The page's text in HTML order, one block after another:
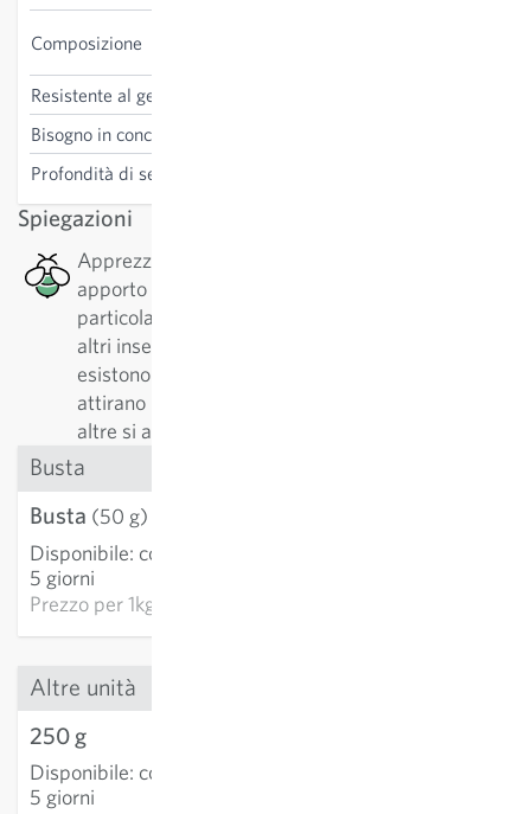
Composizione
Resistente al gelo
Bisogno in concime
Profondità di semina
Spiegazioni
Apprezzato dalle api: Questa pianta ha un buon
apporto di nettare o e polline, il che è
particolarmente positivo per api, api selvatiche o
altri insetti impollinatori. Solo di api selvatiche
esistono oltre 500 specie diverse. Alcune piante
attirano prevalentemente gli specialisti, mente ad
altre si avvicinano di più i generalisti.
Busta
Busta (50 g)
Disponibile: consegna 3-
5 giorni
Prezzo per1kg: 64,20 €
Altre unità
250 g
Disponibile: consegna 3-
5 giorni